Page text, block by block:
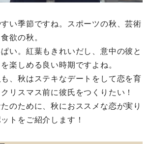
い季節ですね。スポーツの秋、芸術
欲の秋。
い。紅葉もきれいだし、意中の彼と
楽しめる良い時期ですよね。
、秋はステキなデートをして恋を育
リスマス前に彼氏をつくりたい！
のために、秋におススメな恋が実り
トをご紹介します！